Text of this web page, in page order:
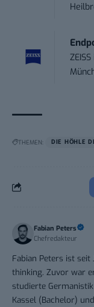
ZEISS
THEMEN: DIE HÖHLE
Fabian Peters
Chefredakteur
Fabian Peters ist seit
thinking. Zuvor war
studierte
Kassel (Bachelor)